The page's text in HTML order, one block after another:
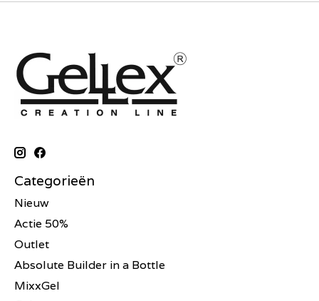
Categorieën
Nieuw
Actie 50%
Outlet
Absolute Builder in a Bottle
MixxGel